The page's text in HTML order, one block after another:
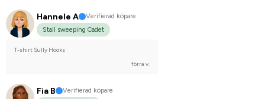
Hannele A
Verifierad köpare
Stall sweeping Cadet
T-shirt Sully Hööks
förra v.
Fia B
Verifierad köpare